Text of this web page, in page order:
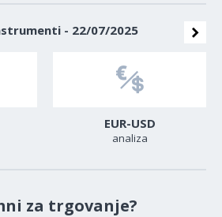
- 22/07/2025
EUR-USD
analiza
za trgovanje?